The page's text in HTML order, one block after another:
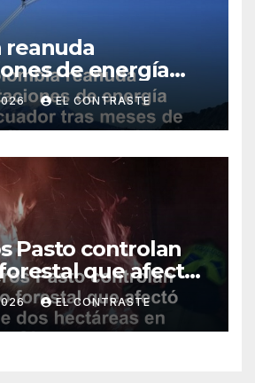
reanuda
de energía
tras meses de
EL CONTRASTE
Pasto controlan
que afectó
hectáreas en
EL CONTRASTE